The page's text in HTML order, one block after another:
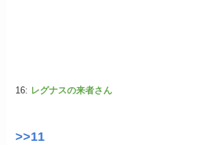
16: レグナスの来者さん
>>11